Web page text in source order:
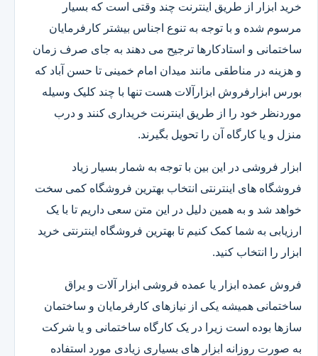
خرید ابزار از طریق اینترنت چند وقتی است که بسیار
مرسوم شده و با توجه به تنوع اجناس بیشتر کارفرمایان
ساختمانی و استادکارها ترجیح می دهند به جای صرف زمان
و هزینه در مناطقی مانند میدان امام خمینی تا حسن آباد که
بورس ابزارفروش ابزارآلات هست تنها با چند کلیک وسیله
موردنظر خود را از طریق اینترنت خریداری کنند و درب
منزل و یا کارگاه آن را تحویل بگیرند.
ابزار فروشی در این بین با توجه به شمار بسیار زیاد
فروشگاه های اینترنتی انتخاب بهترین فروشگاه کمی سخت
خواهد شد و به همین دلیل در این متن سعی داریم تا با یک
ارزیابی به شما کمک کنیم تا بهترین فروشگاه اینترنتی خرید
ابزار را انتخاب کنید.
فروش عمده ابزار یا عمده فروشی ابزار آلات و یراق
ساختمانی همیشه یکی از نیازهای کارفرمایان و ساختمان
سازها بوده است زیرا در یک کارگاه ساختمانی و یا شرکت
به صورت روزانه ابزار های بسیاری زیادی مورد استفاده